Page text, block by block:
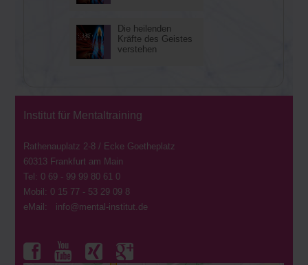
30
Jul
Die heilenden
Kräfte des Geistes
verstehen
Institut für Mentaltraining
Rathenauplatz 2-8 / Ecke Goetheplatz
60313 Frankfurt am Main
Tel: 0 69 - 99 99 80 61 0
Mobil: 0 15 77 - 53 29 09 8
eMail: info@mental-institut.de